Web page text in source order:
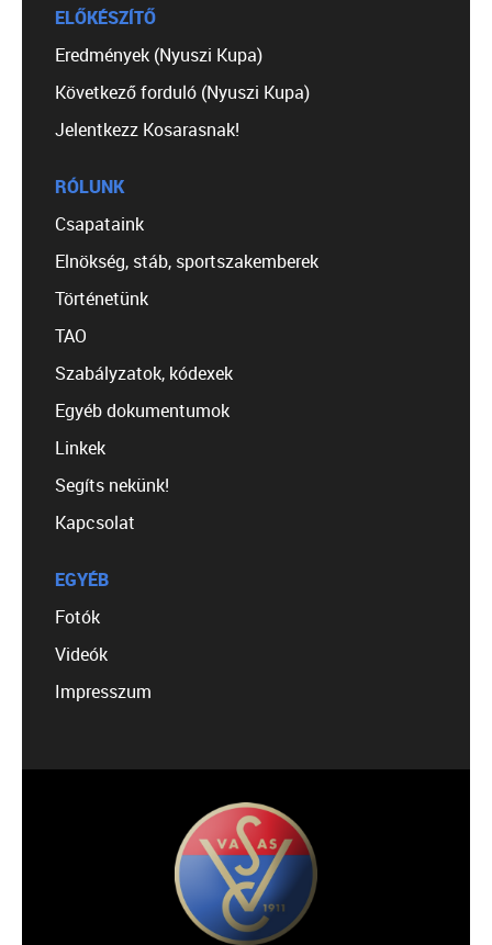
ELŐKÉSZÍTŐ
Eredmények (Nyuszi Kupa)
Következő forduló (Nyuszi Kupa)
Jelentkezz Kosarasnak!
RÓLUNK
Csapataink
Elnökség, stáb, sportszakemberek
Történetünk
TAO
Szabályzatok, kódexek
Egyéb dokumentumok
Linkek
Segíts nekünk!
Kapcsolat
EGYÉB
Fotók
Videók
Impresszum